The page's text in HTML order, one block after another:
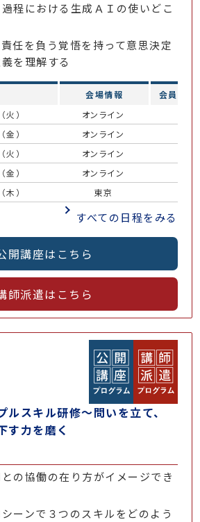
程における生成ＡＩの使いどこ
任を負う覚悟を持って意思決定
を理解する
会場情報 会員価格
） オンライン
）
オンライン
）
オンライン
）
オンライン
）
東京
すべての日程をみる
開講座はこちら
師派遣はこちら
ルスキル研修～問いを立て、
す力を磨く
の協働の在り方がイメージでき
ーンで３つのスキルをどのよう